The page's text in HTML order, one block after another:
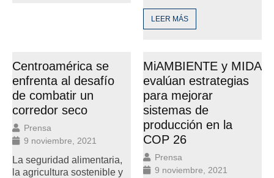
LEER MÁS
Centroamérica se
enfrenta al desafío
de combatir un
corredor seco
Prensa
9 noviembre, 2021
La seguridad alimentaria,
la agricultura sostenible y
MiAMBIENTE y MIDA
evalúan estrategias
para mejorar
sistemas de
producción en la
COP 26
Prensa
9 noviembre, 2021